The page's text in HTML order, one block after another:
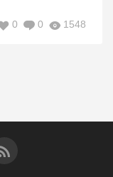
1548
0
0